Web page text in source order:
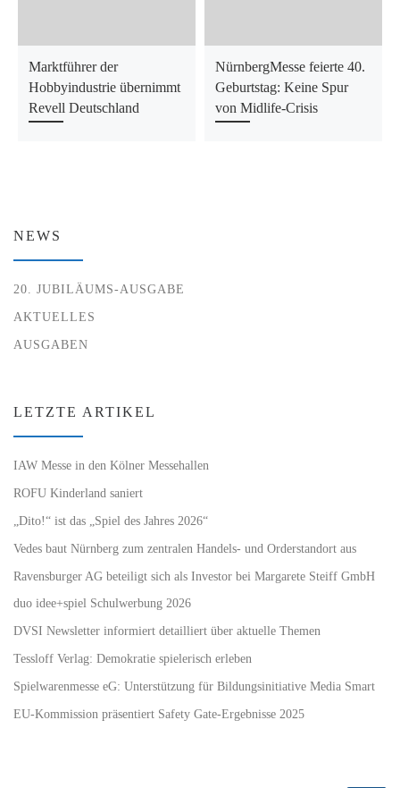
Marktführer der
Hobbyindustrie übernimmt
Revell Deutschland
NürnbergMesse feierte 40.
Geburtstag: Keine Spur
von Midlife-Crisis
NEWS
20. JUBILÄUMS-AUSGABE
AKTUELLES
AUSGABEN
LETZTE ARTIKEL
IAW Messe in den Kölner Messehallen
ROFU Kinderland saniert
„Dito!“ ist das „Spiel des Jahres 2026“
Vedes baut Nürnberg zum zentralen Handels- und Orderstandort aus
Ravensburger AG beteiligt sich als Investor bei Margarete Steiff GmbH
duo idee+spiel Schulwerbung 2026
DVSI Newsletter informiert detailliert über aktuelle Themen
Tessloff Verlag: Demokratie spielerisch erleben
Spielwarenmesse eG: Unterstützung für Bildungsinitiative Media Smart
EU-Kommission präsentiert Safety Gate-Ergebnisse 2025